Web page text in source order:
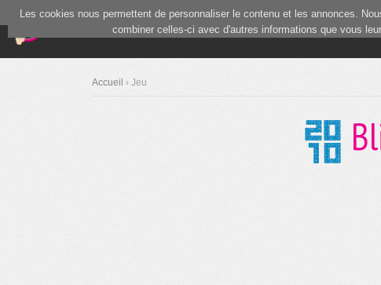
Blind Test(current)
Communauté
Accueil › Jeu
Les cookies nous permettent de personnaliser le contenu et les annonces.
combiner celles-ci avec d'autres informations que vous